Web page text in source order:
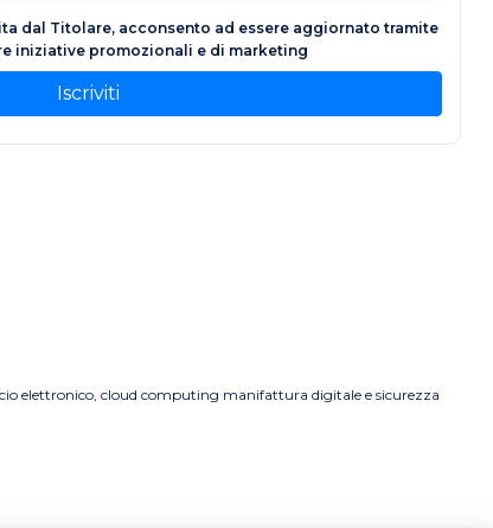
dal Titolare, acconsento ad essere aggiornato tramite
iniziative promozionali e di marketing
Iscriviti
elettronico, cloud computing manifattura digitale e sicurezza